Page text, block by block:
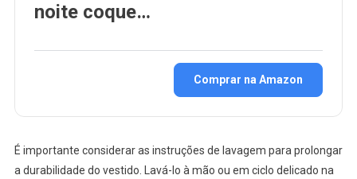
noite coque…
Comprar na Amazon
É importante considerar as instruções de lavagem para prolongar
a durabilidade do vestido. Lavá-lo à mão ou em ciclo delicado na